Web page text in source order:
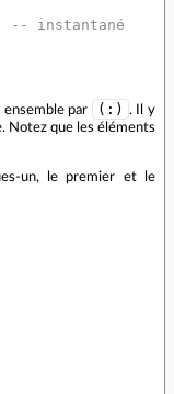
-- instantané
par (:)
. Il y
Notez que les éléments
un, le premier et le